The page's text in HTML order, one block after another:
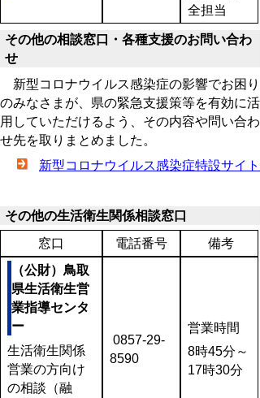
全担当
その他の相談窓口・各種支援のお問い合わ
せ
新型コロナウイルス感染症の影響でお困り
のみなさまが、県の緊急支援策等を有効に活
用していただけるよう、その内容や問い合わ
せ先を取りまとめました。
新型コロナウイルス感染症特設サイト
その他の生活衛生関係相談窓口
窓口 電話番号
備考
（公財）鳥取
県生活衛生営
業指導センタ
ー
生活衛生関係
営業の方向け
の相談（融
0857-29-
8590
営業時間
8時45分～
17時30分